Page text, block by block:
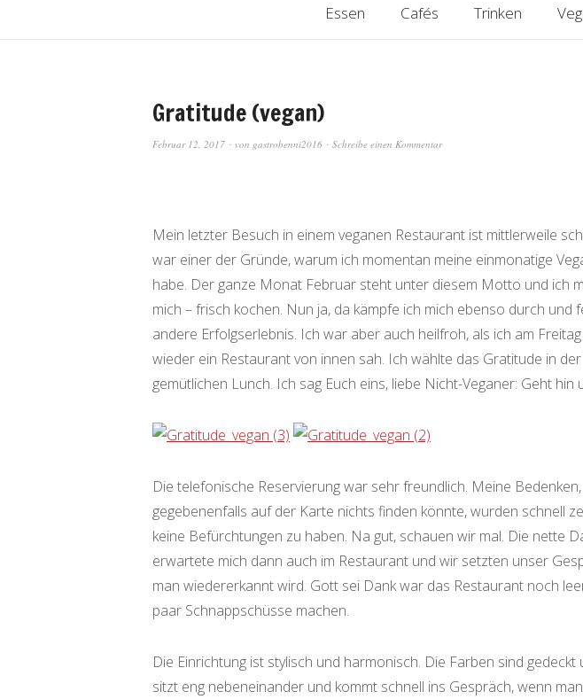
Essen Cafés Trinken
Gratitude (vegan)
Februar 12, 2017 von gastrobenni2016 Schreibe einen Kommentar
Mein letzter Besuch in einem veganen Restaurant ist mittlerweile
war einer der Gründe, warum ich momentan meine einmonatige
habe. Der ganze Monat Februar steht unter diesem Motto und ich
mich – frisch kochen. Nun ja, da kämpfe ich mich ebenso durch und
andere Erfolgserlebnis. Ich war aber auch heilfroh, als ich am
wieder ein Restaurant von innen sah. Ich wählte das Gratitude in
gemütlichen Lunch. Ich sag Euch eins, liebe Nicht-Veganer: Geht hin
Die telefonische Reservierung war sehr freundlich. Meine
gegebenenfalls auf der Karte nichts finden könnte, wurden schnell
keine Befürchtungen zu haben. Na gut, schauen wir mal. Die nette
erwartete mich dann auch im Restaurant und wir setzten unser
man wiedererkannt wird. Gott sei Dank war das Restaurant noch
paar Schnappschüsse machen.
Die Einrichtung ist stylisch und harmonisch. Die Farben sind gedeckt
sitzt eng nebeneinander und kommt schnell ins Gespräch, wenn